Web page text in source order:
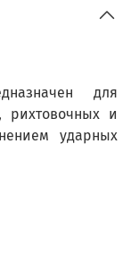
для
рихтовочных и
ударных